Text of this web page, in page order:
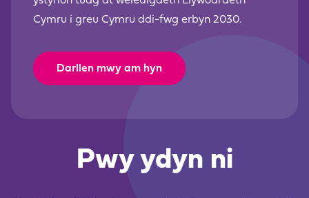
Cymru i greu Cymru ddi-fwg erbyn 2030.
Darllen mwy am hyn
Pwy ydyn ni